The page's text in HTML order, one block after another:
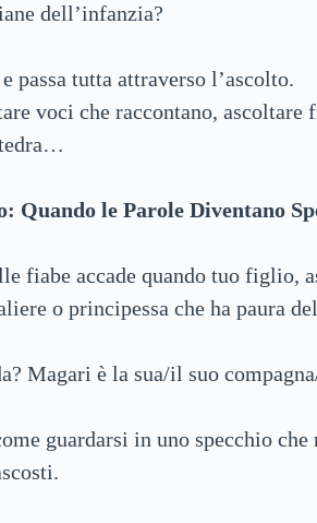
🐣🐇Storie e racconti di
di tutte le fiabe e le favole
❤️Fiabe scritte da voi
🎅🎄 Frasi belle e Aforismi sul
👦Nomi maschili
dell’infanzia?
passa tutta attraverso l’ascolto.
voci che raccontano, ascoltare
Quando le Parole Diventano
fiabe accade quando tuo figlio,
o principessa che ha paura
Magari è la sua/il suo
guardarsi in uno specchio